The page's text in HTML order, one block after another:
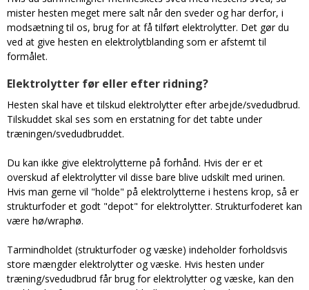
mister hesten meget mere salt når den sveder og har derfor, i
modsætning til os, brug for at få tilført elektrolytter. Det gør du
ved at give hesten en elektrolytblanding som er afstemt til
formålet.
Elektrolytter før eller efter ridning?
Hesten skal have et tilskud elektrolytter efter arbejde/svedudbrud.
Tilskuddet skal ses som en erstatning for det tabte under
træningen/svedudbruddet.
Du kan ikke give elektrolytterne på forhånd. Hvis der er et
overskud af elektrolytter vil disse bare blive udskilt med urinen.
Hvis man gerne vil "holde" på elektrolytterne i hestens krop, så er
strukturfoder et godt "depot" for elektrolytter. Strukturfoderet kan
være hø/wraphø.
Tarmindholdet (strukturfoder og væske) indeholder forholdsvis
store mængder elektrolytter og væske. Hvis hesten under
træning/svedudbrud får brug for elektrolytter og væske, kan den